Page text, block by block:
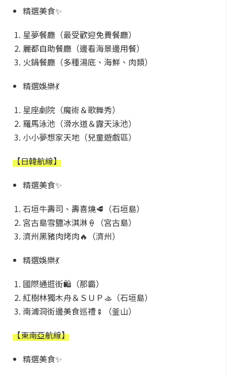
精選美食✨
星夢餐廳（最受歡迎免費餐廳）
麗都自助餐廳（邊看海景邊用餐）
火鍋餐廳（多種湯底、海鮮、肉類）
精選娛樂💃
星座劇院（魔術＆歌舞秀）
羅馬泳池（滑水道＆露天泳池）
小小夢想家天地（兒童遊戲區）
【日韓航線】
精選美食✨
石垣牛壽司、壽喜燒🥩（石垣島）
宮古島雪鹽冰淇淋🍦（宮古島）
濟州黑豬肉烤肉🔥（濟州）
精選娛樂💃
國際通逛街🛍️（那霸）
紅樹林獨木舟＆ＳＵＰ🚣（石垣島）
南浦洞街邊美食巡禮🍢（釜山）
【東南亞航線】
精選美食✨